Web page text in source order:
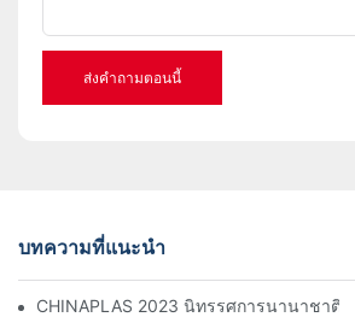
ส่งคำถามตอนนี้
บทความที่แนะนำ
CHINAPLAS 2023 นิทรรศการนานาชาติ